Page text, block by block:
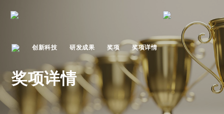
创新科技 研发成果 奖项 奖项详情
奖项详情